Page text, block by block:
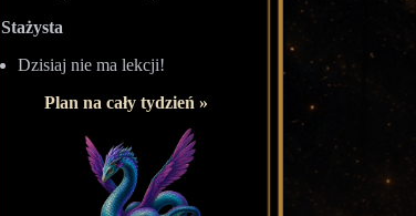
Stażysta
Dzisiaj nie ma lekcji!
Plan na cały tydzień »